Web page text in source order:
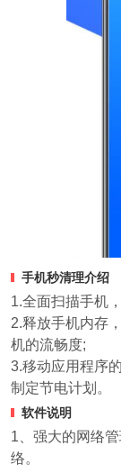
手机秒清理介绍
1.全面扫描手机
2.释放手机内存
机的流畅度;
3.移动应用程序
制定节电计划。
软件说明
1、强大的网络
络。